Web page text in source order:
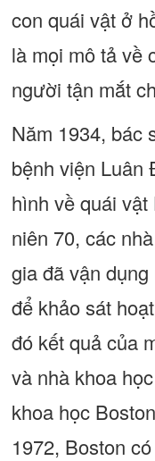
con quái vật ở
là mọi mô tả về
người tận mắt
Năm 1934, bác
bệnh viện Luân
hình về quái
niên 70, các
gia đã vận
để khảo sát
đó kết quả của
và nhà khoa
khoa học
1972, Boston